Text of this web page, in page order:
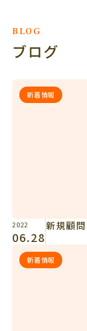
BLOG
ブログ
新着情報
2022
06.28
新規顧
新着情報